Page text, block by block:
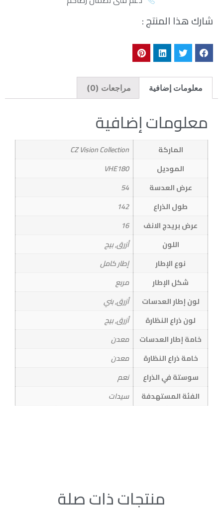
شارك هذا المنتج :
معلومات إضافية مراجعات (0)
معلومات إضافية
الماركة
CZ Vision Collection
الموديل
VHE180
عرض العدسة
54
طول الذراع
142
عرض بريدج الانف
16
اللون
أزرق, بيج
نوع الإطار
إطار كامل
شكل الإطار
مربع
لون إطار العدسات
أزرق, بني
لون ذراع النظارة
أزرق, بيج
خامة إطار العدسات
معدن
خامة ذراع النظارة
معدن
سوستة في الذراع
نعم
الفئة المستهدفة
سيدات
منتجات ذات صلة